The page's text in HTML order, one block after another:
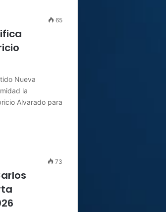
65
Nueva
la
Alvarado para
73